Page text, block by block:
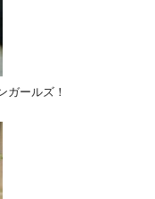
ガールズ！